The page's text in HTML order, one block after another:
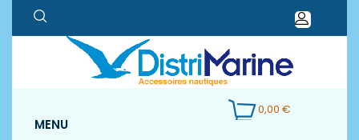
0,00 €
MENU